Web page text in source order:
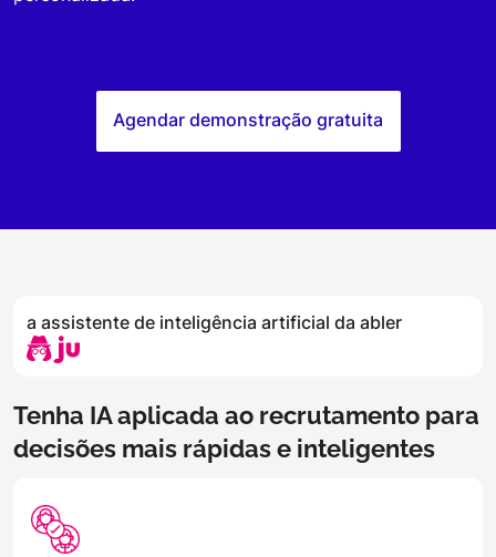
Agendar demonstração gratuita
a assistente de inteligência artificial da abler
Tenha IA aplicada ao recrutamento para
decisões mais rápidas e inteligentes